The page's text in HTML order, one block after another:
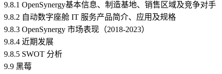
9.8.1 OpenSynergy基本信息、制造基地、销售区域及竞争对手
9.8.2 自动数字座舱 IT 服务产品简介、应用及规格
9.8.3 OpenSynergy 市场表现（2018-2023）
9.8.4 近期发展
9.8.5 SWOT 分析
9.9 黑莓